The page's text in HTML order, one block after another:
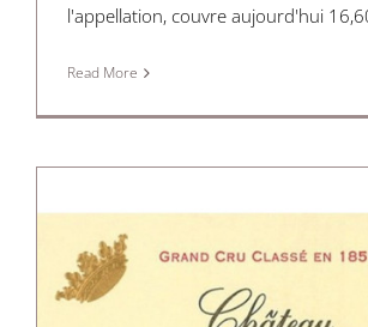
l'appellation, couvre aujourd'hui
Read More